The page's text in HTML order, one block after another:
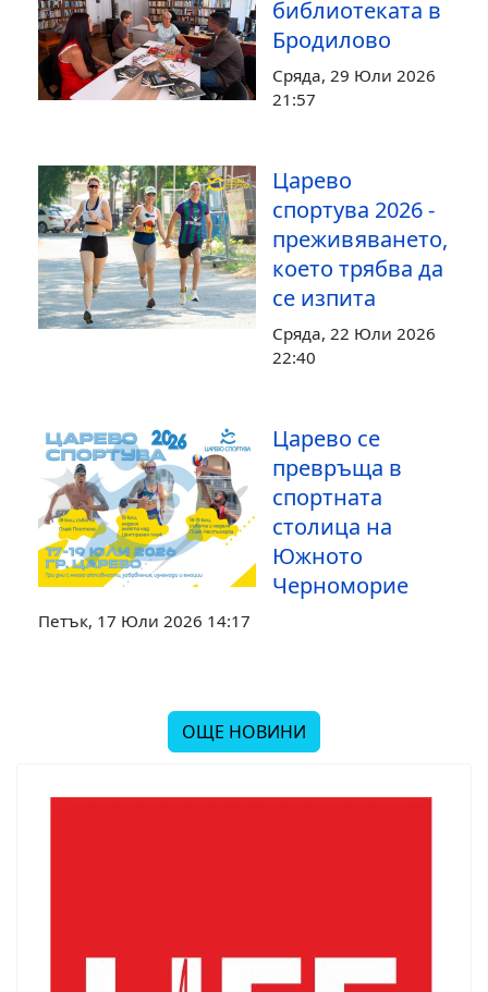
библиотеката в
Бродилово
Сряда, 29 Юли 2026
21:57
Царево
спортува 2026 -
преживяването,
което трябва да
се изпита
Сряда, 22 Юли 2026
22:40
Царево се
превръща в
спортната
столица на
Южното
Черноморие
Петък, 17 Юли 2026 14:17
ОЩЕ НОВИНИ